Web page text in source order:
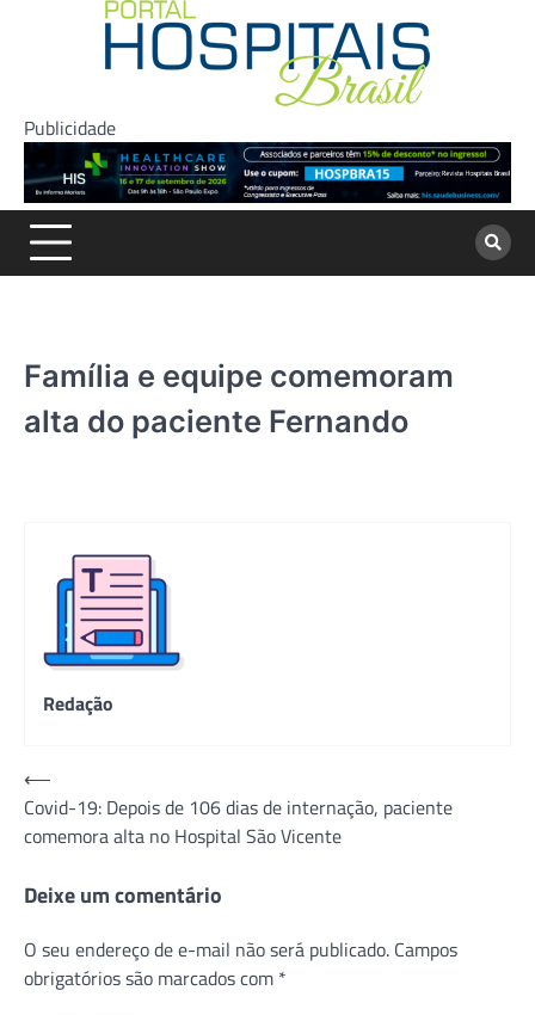
Publicidade
Família e equipe comemoram
alta do paciente Fernando
Redação
Navegação
de
Post
⟵
Covid-19: Depois de 106 dias de internação, paciente
comemora alta no Hospital São Vicente
Deixe um comentário
O seu endereço de e-mail não será publicado. Campos
obrigatórios são marcados com *